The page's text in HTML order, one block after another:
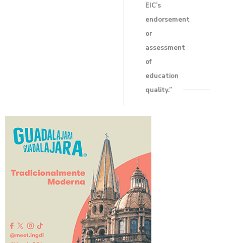
EIC’s
endorsement
or
assessment
of
education
quality.”